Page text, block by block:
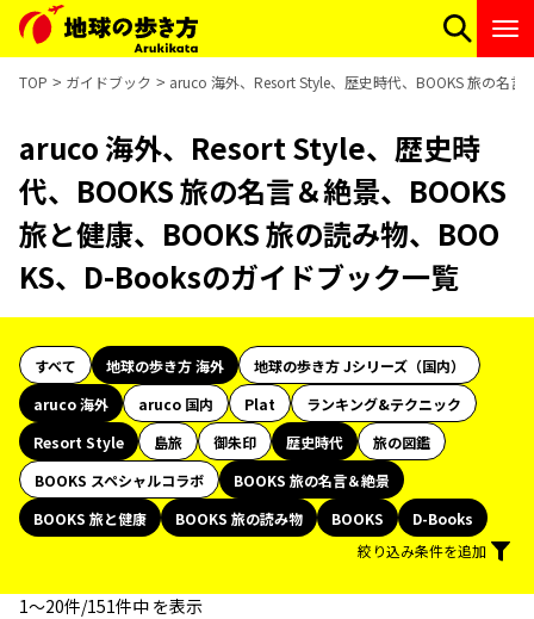
TOP ガイドブック aruco 海外、Resort Style、歴史時代、BOOKS 旅の名
aruco 海外、Resort Style、歴史時
代、BOOKS 旅の名言＆絶景、BOOKS
旅と健康、BOOKS 旅の読み物、BOO
KS、D-Booksのガイドブック一覧
すべて 地球の歩き方 海外
地球の歩き方 Jシリーズ（国内）
aruco 海外
aruco 国内 Plat
ランキング&テクニック
Resort Style
島旅 御朱印 歴史時代
旅の図鑑
BOOKS スペシャルコラボ
BOOKS 旅の名言＆絶景
BOOKS 旅と健康
BOOKS 旅の読み物 BOOKS
D-Books
絞り込み条件を追加
1〜20件/151件中 を表示